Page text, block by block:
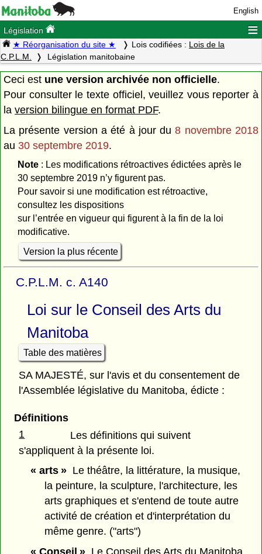
English
Législation ≡
★ Réorganisation du site ★ Lois codifiées : Lois de la
C.P.L.M.
Législation manitobaine
Ceci est une version archivée non officielle.
Pour consulter le texte officiel, veuillez vous reporter à
la version bilingue en format PDF.
La présente version a été à jour du8 novembre 2018
au 30 septembre 2019.
Note: Les modifications rétroactives édictées après le
30 septembre 2019 n’y figurent pas.
Pour savoir si une modification est rétroactive,
consultez les dispositions
sur l’entrée en vigueur qui figurent à la fin de la loi
modificative.
Version la plus récente
C.P.L.M. c. A140
Loi sur le Conseil des Arts du
Manitoba
Table des matières
SA MAJESTÉ, sur l'avis et du consentement de
l'Assemblée législative du Manitoba, édicte :
Définitions
1
Les définitions qui suivent
s'appliquent à la présente loi.
« arts »Le théâtre, la littérature, la musique,
la peinture, la sculpture, l'architecture, les
arts graphiques et s'entend de toute autre
activité de création et d'interprétation du
même genre. ("arts")